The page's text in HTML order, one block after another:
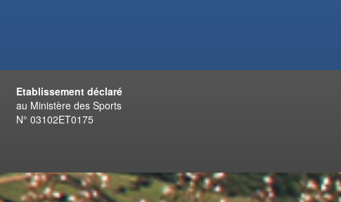
Etablissement déclaré
au Ministère des Sports
N° 03102ET0175